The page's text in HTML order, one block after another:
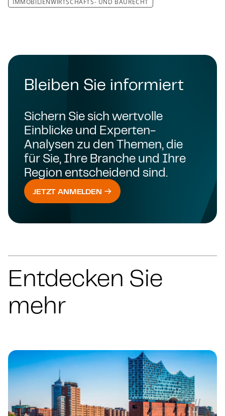
IM­MO­BI­LI­EN­WIRT­SCHAFTS- UND BAU­RECHT
Bleiben Sie informiert
Sichern Sie sich wertvolle
Einblicke und Experten-
Analysen zu den Themen, die
für Sie, Ihre Branche und Ihre
Region entscheidend sind.
JETZT ANMELDEN
Entdecken Sie
mehr